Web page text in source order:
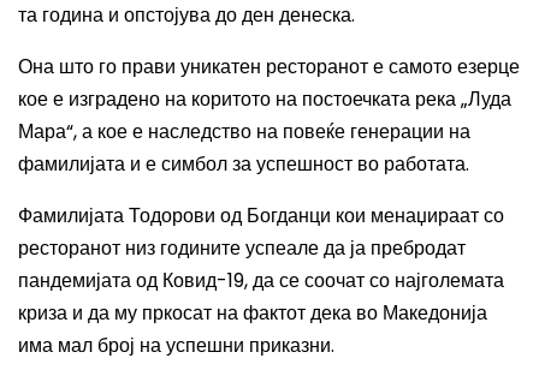
та година и опстојува до ден денеска.
Она што го прави уникатен ресторанот е самото езерце
кое е изградено на коритото на постоечката река „Луда
Мара“, а кое е наследство на повеќе генерации на
фамилијата и е симбол за успешност во работата.
Фамилијата Тодорови од Богданци кои менаџираат со
ресторанот низ годините успеале да ја пребродат
пандемијата од Ковид-19, да се соочат со најголемата
криза и да му пркосат на фактот дека во Македонија
има мал број на успешни приказни.